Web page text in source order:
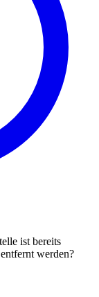
ist bereits
werden?